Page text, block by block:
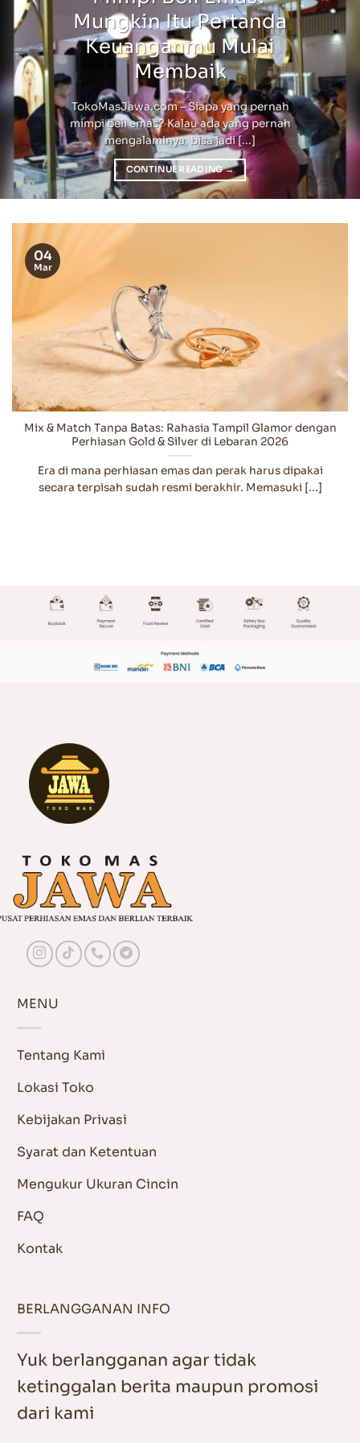
Mungkin Itu Pertanda
Keuanganmu Mulai
Membaik
TokoMasJawa.com – Siapa yang pernah
mimpi beli emas? Kalau ada yang pernah
mengalaminya, bisa jadi [...]
CONTINUE READING→
Mix & Match Tanpa Batas: Rahasia Tampil Glamor dengan
Perhiasan Gold & Silver di Lebaran 2026
Era di mana perhiasan emas dan perak harus dipakai
secara terpisah sudah resmi berakhir. Memasuki [...]
04
Mar
MENU
Tentang Kami
Lokasi Toko
Kebijakan Privasi
Syarat dan Ketentuan
Mengukur Ukuran Cincin
FAQ
Kontak
BERLANGGANAN INFO
Yuk berlangganan agar tidak
ketinggalan berita maupun promosi
dari kami